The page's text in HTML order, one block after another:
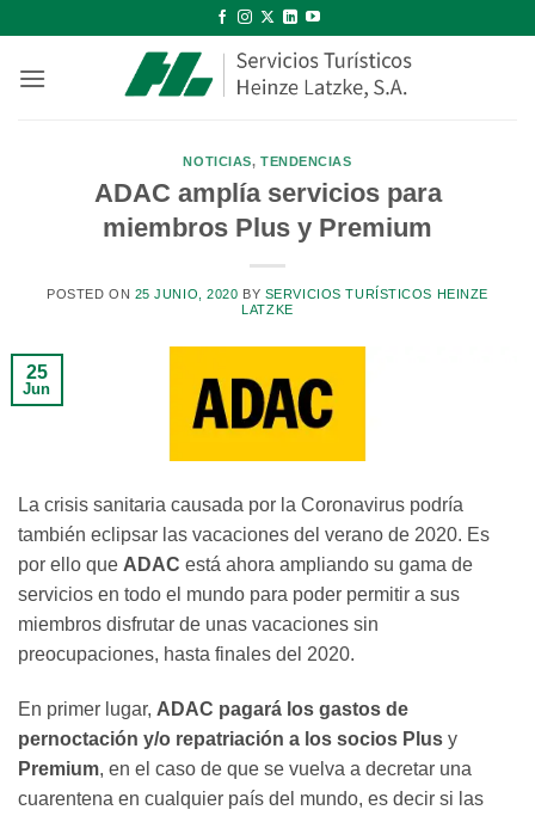
contenido
NOTICIAS, TENDENCIAS
ADAC amplía servicios para
miembros Plus y Premium
POSTED ON 25 JUNIO, 2020 BY SERVICIOS TURÍSTICOS HEINZE
LATZKE
25
Jun
La crisis sanitaria causada por la Coronavirus podría
también eclipsar las vacaciones del verano de 2020. Es
por ello que ADAC está ahora ampliando su gama de
servicios en todo el mundo para poder permitir a sus
miembros disfrutar de unas vacaciones sin
preocupaciones, hasta finales del 2020.
En primer lugar, ADAC pagará los gastos de
pernoctación y/o repatriación a los socios Plus y
Premium, en el caso de que se vuelva a decretar una
cuarentena en cualquier país del mundo, es decir si las